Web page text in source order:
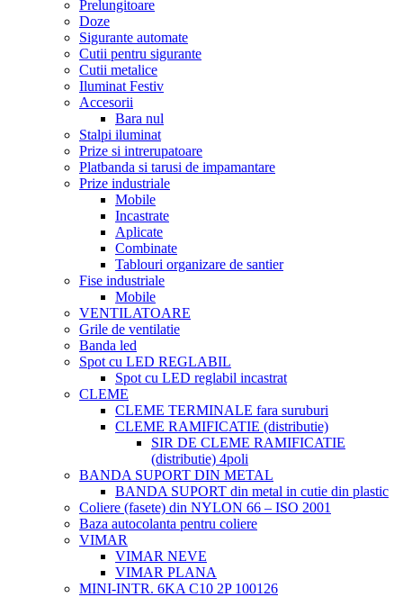
Prelungitoare
Doze
Sigurante automate
Cutii pentru sigurante
Cutii metalice
Iluminat Festiv
Accesorii
Bara nul
Stalpi iluminat
Prize si intrerupatoare
Platbanda si tarusi de impamantare
Prize industriale
Mobile
Incastrate
Aplicate
Combinate
Tablouri organizare de santier
Fise industriale
Mobile
VENTILATOARE
Grile de ventilatie
Banda led
Spot cu LED REGLABIL
Spot cu LED reglabil incastrat
CLEME
CLEME TERMINALE fara suruburi
CLEME RAMIFICATIE (distributie)
SIR DE CLEME RAMIFICATIE
(distributie) 4poli
BANDA SUPORT DIN METAL
BANDA SUPORT din metal in cutie din plastic
Coliere (fasete) din NYLON 66 – ISO 2001
Baza autocolanta pentru coliere
VIMAR
VIMAR NEVE
VIMAR PLANA
MINI-INTR. 6KA C10 2P 100126